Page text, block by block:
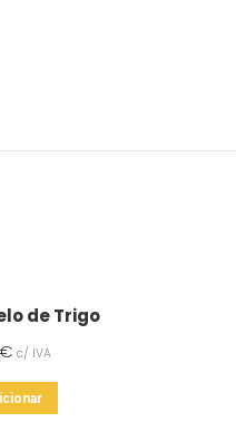
de Trigo
€ c/ IVA